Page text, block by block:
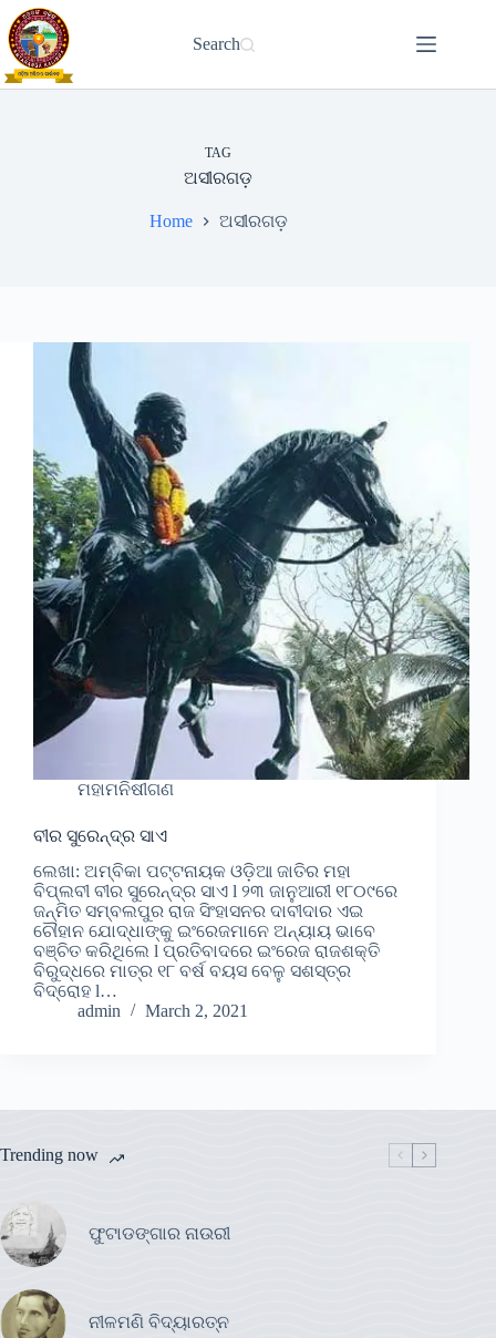
Skip
to
content
Search
TAG
ଅସୀରଗଡ଼
Home ଅସୀରଗଡ଼
ମହାମନିଷୀଗଣ
ବୀର ସୁରେନ୍ଦ୍ର ସାଏ
ଲେଖା: ଅମ୍ବିକା ପଟ୍ଟନାୟକ ‌ଓଡ଼ିଆ ଜାତିର ମହା
ବିପ୍ଲବୀ ବୀର ସୁରେନ୍ଦ୍ର ସାଏ l ୨୩ ଜାନୁଆରୀ ୧୮୦୯ରେ
ଜନ୍ମିତ ସମ୍ବଲପୁର ରାଜ ସିଂହାସନର ଦାବୀଦାର ଏଇ
ଚୌହାନ ଯୋଦ୍ଧାଙ୍କୁ ଇଂରେଜମାନେ ଅନ୍ୟାୟ ଭାବେ
ବଞ୍ଚିତ କରିଥିଲେ l ପ୍ରତିବାଦରେ ଇଂରେଜ ରାଜଶକ୍ତି
ବିରୁଦ୍ଧରେ ମାତ୍ର ୧୮ ବର୍ଷ ବୟସ ବେଳୁ ସଶସ୍ତ୍ର
ବିଦ୍ରୋହ l…
admin
March 2, 2021
Trending now
ଫୁଟାଡଙ୍ଗାର ନାଉରୀ
ନୀଳମଣି ବିଦ୍ୟାରତ୍ନ